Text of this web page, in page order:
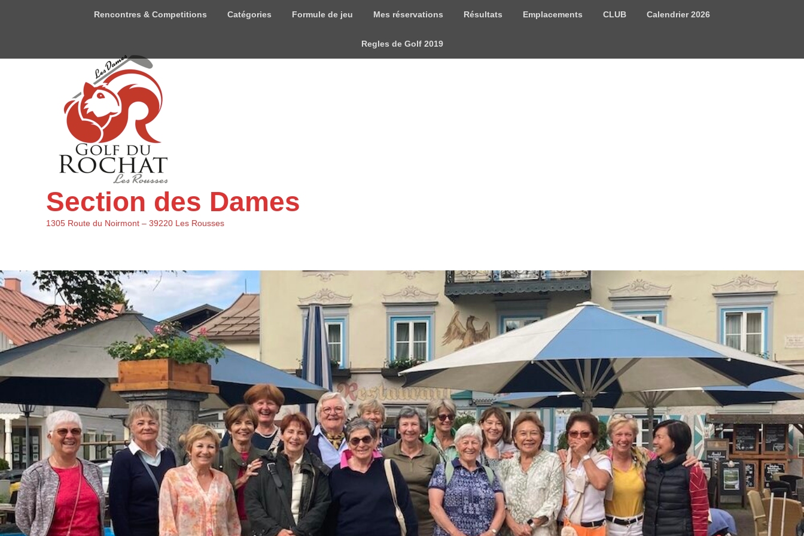
Rencontres & Competitions Catégories Formule de jeu Mes réservations Résultats Emplacements CLUB Calendrier 2026
Regles de Golf 2019
Section des Dames
1305 Route du Noirmont – 39220 Les Rousses